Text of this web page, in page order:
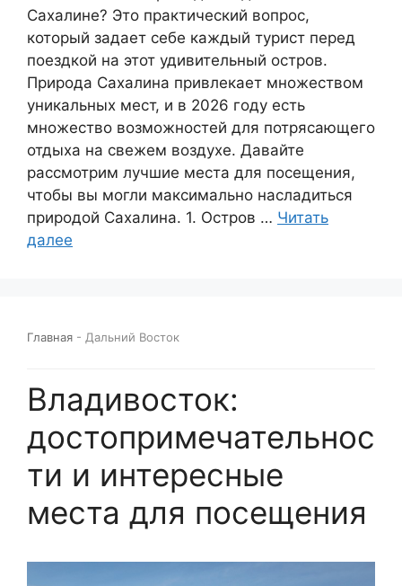
Сахалине? Это практический вопрос,
который задает себе каждый турист перед
поездкой на этот удивительный остров.
Природа Сахалина привлекает множеством
уникальных мест, и в 2026 году есть
множество возможностей для потрясающего
отдыха на свежем воздухе. Давайте
рассмотрим лучшие места для посещения,
чтобы вы могли максимально насладиться
природой Сахалина. 1. Остров … Читать
далее
Главная - Дальний Восток
Владивосток:
достопримечательнос
ти и интересные
места для посещения